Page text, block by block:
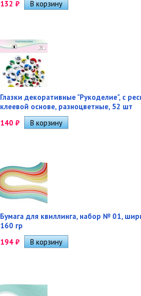
132 ₽
Глазки декоративные "Рукоделие", с
клеевой основе, разноцветные, 52 шт
140 ₽
Бумага для квиллинга, набор № 01,
160 гр
194 ₽